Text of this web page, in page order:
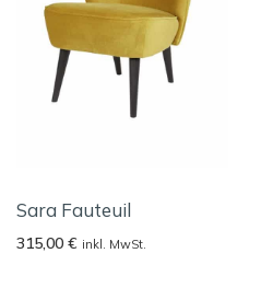
Sara Fauteuil
315,00 € inkl. MwSt.